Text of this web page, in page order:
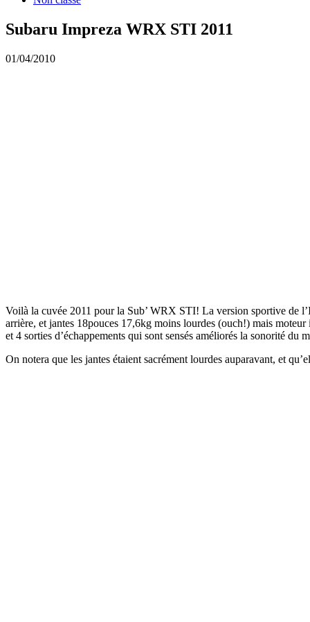
Subaru Impreza WRX STI 2011
01/04/2010
Voilà la cuvée 2011 pour la Sub’ WRX STI! La version sportive de
arrière, et jantes 18pouces 17,6kg moins lourdes (ouch!) mais
et 4 sorties d’échappements qui sont sensés améliorés la sonorité du
On notera que les jantes étaient sacrément lourdes auparavant, et